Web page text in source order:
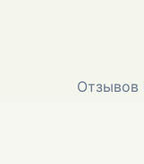
Отзывов